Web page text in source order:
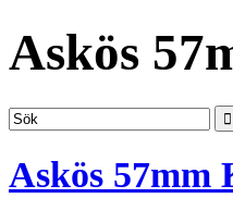
Askös
Askös